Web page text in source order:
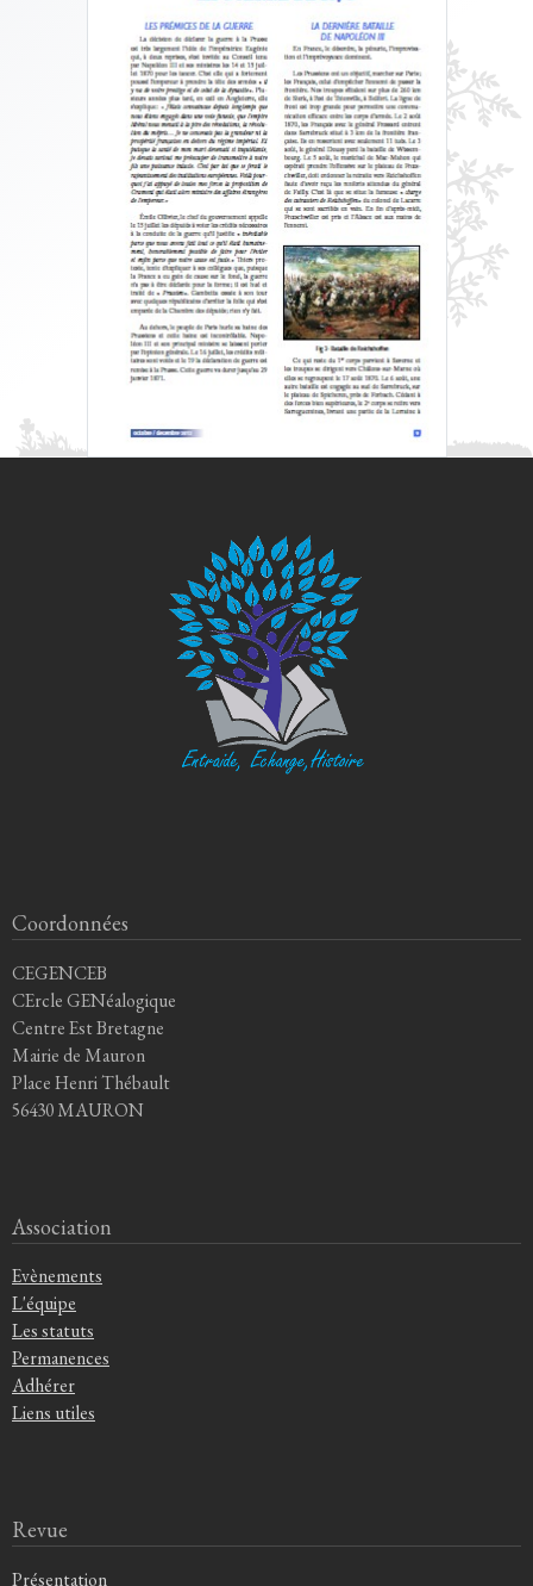
Coordonnées
CEGENCEB
CErcle GENéalogique
Centre Est Bretagne
Mairie de Mauron
Place Henri Thébault
56430 MAURON
Association
Evènements
L'équipe
Les statuts
Permanences
Adhérer
Liens utiles
Revue
Présentation